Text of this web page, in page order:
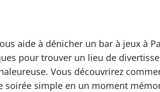
aide à dénicher un bar à jeux à
pour trouver un lieu de
Vous découvrirez
simple en un moment